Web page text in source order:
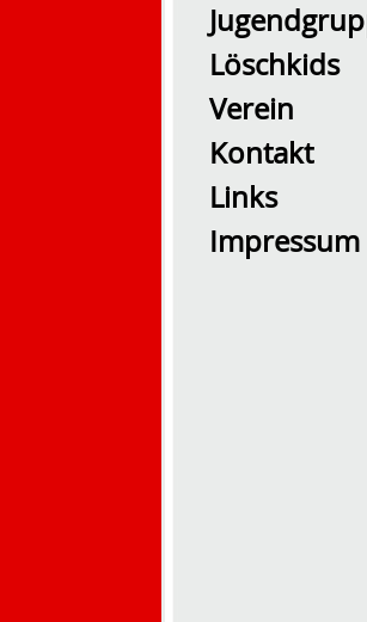
Löschkids
Verein
Kontakt
Links
Impressum